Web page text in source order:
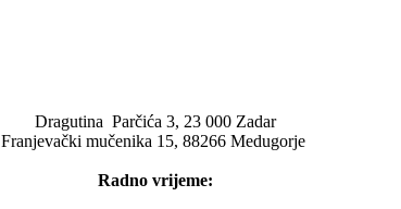
Dragutina Parčića 3, 23 000 Zadar
Franjevački mučenika 15, 88266 Medugorje
Radno vrijeme: